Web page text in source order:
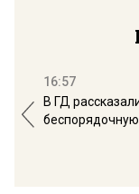
16:57
В ГД
беспорядочную